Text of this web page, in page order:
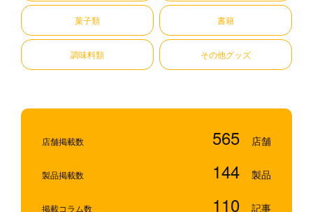
菓子類 書籍
調味料類 その他グッズ
店舗掲載数 565
製品掲載数 144
掲載コラム数 110